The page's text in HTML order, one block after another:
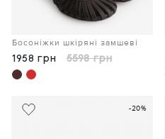
Босоніжки шкіряні замшеві
1958 грн 5598 грн
-20%